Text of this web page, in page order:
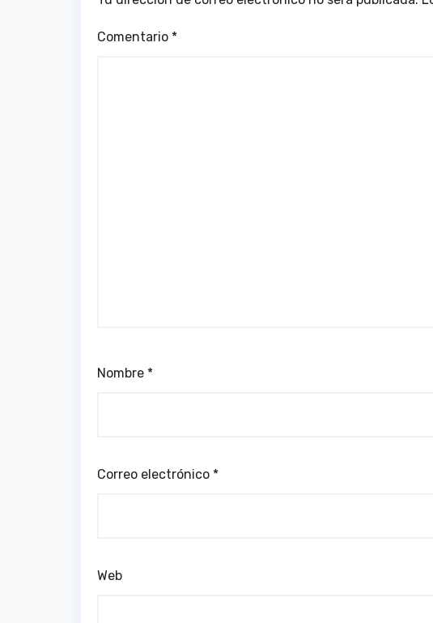
Comentario *
Nombre *
Correo electrónico *
Web